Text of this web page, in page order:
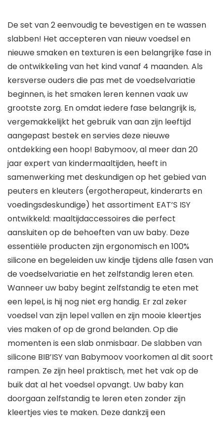
De set van 2 eenvoudig te bevestigen en te wassen
slabben! Het accepteren van nieuw voedsel en
nieuwe smaken en texturen is een belangrijke fase in
de ontwikkeling van het kind vanaf 4 maanden. Als
kersverse ouders die pas met de voedselvariatie
beginnen, is het smaken leren kennen vaak uw
grootste zorg. En omdat iedere fase belangrijk is,
vergemakkelijkt het gebruik van aan zijn leeftijd
aangepast bestek en servies deze nieuwe
ontdekking een hoop! Babymoov, al meer dan 20
jaar expert van kindermaaltijden, heeft in
samenwerking met deskundigen op het gebied van
peuters en kleuters (ergotherapeut, kinderarts en
voedingsdeskundige) het assortiment EAT’S ISY
ontwikkeld: maaltijdaccessoires die perfect
aansluiten op de behoeften van uw baby. Deze
essentiële producten zijn ergonomisch en 100%
silicone en begeleiden uw kindje tijdens alle fasen van
de voedselvariatie en het zelfstandig leren eten.
Wanneer uw baby begint zelfstandig te eten met
een lepel, is hij nog niet erg handig. Er zal zeker
voedsel van zijn lepel vallen en zijn mooie kleertjes
vies maken of op de grond belanden. Op die
momenten is een slab onmisbaar. De slabben van
silicone BIB’ISY van Babymoov voorkomen al dit soort
rampen. Ze zijn heel praktisch, met het vak op de
buik dat al het voedsel opvangt. Uw baby kan
doorgaan zelfstandig te leren eten zonder zijn
kleertjes vies te maken. Deze dankzij een